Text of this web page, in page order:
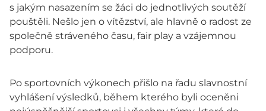
s jakým nasazením se žáci do jednotlivých soutěží
pouštěli. Nešlo jen o vítězství, ale hlavně o radost ze
společně stráveného času, fair play a vzájemnou
podporu.
Po sportovních výkonech přišlo na řadu slavnostní
vyhlášení výsledků, během kterého byli oceněni